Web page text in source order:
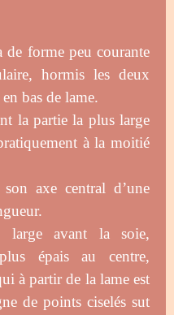
de forme peu courante
hormis les deux
bas de lame.
la partie la plus large
à la moitié
axe central d’une
large avant la soie,
épais au centre,
à partir de la lame est
de points ciselés sut